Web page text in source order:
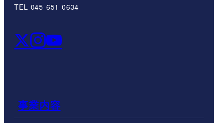
TEL 045-651-0634
事業内容